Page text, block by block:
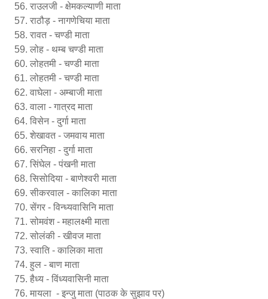
राउलजी - क्षेमकल्याणी माता
राठौड़ - नागणेचिया माता
रावत - चण्डी माता
लोह - थम्ब चण्डी माता
लोहतमी - चण्डी माता
लोहतमी - चण्डी माता
वाघेला - अम्बाजी माता
वाला - गात्रद माता
विसेन - दुर्गा माता
शेखावत - जमवाय माता
सरनिहा - दुर्गा माता
सिंघेल - पंखनी माता
सिसोदिया - बाणेश्वरी माता
सीकरवाल - कालिका माता
सेंगर - विन्ध्यवासिनि माता
सोमवंश - महालक्ष्मी माता
सोलंकी - खीवज माता
स्वाति - कालिका माता
हुल - बाण माता
हैध्य - विंध्यवासिनी माता
मायला - इन्जुमाता (पाठक के सुझाव पर)